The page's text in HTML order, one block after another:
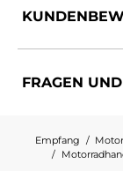
FRAGEN UND
Empfang